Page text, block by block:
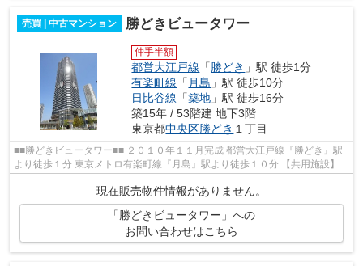
売買 | 中古マンション 勝どきビュータワー
仲手半額
都営大江戸線 「勝どき 」駅 徒歩1分
有楽町線 「 月島 」駅 徒歩10分
日比谷線 「築地 」駅 徒歩16分
築15年 / 53階建 地下3階
東京都中央区勝どき １丁目
■■勝どきビュータワー■■ ２０１０年１１月完成 都営大江戸線『勝どき』駅
より徒歩１分 東京メトロ有楽町線『月島』駅より徒歩１０分 【共用施設】 ■
現在販売物件情報がありません。
「勝どきビュータワー」への
お問い合わせはこちら